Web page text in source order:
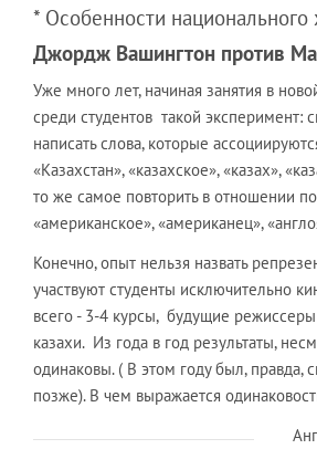
* Особенности национального
Джордж Вашингтон против
Уже много лет, начиная занятия в
среди студентов такой эксперимент:
написать слова, которые
«Казахстан», «казахское», «казах»,
то же самое повторить в отношении
«американское», «американец»,
Конечно, опыт нельзя назвать
участвуют студенты исключительно
всего - 3-4 курсы, будущие
казахи. Из года в год результаты,
одинаковы. ( В этом году был, правда,
позже). В чем выражается